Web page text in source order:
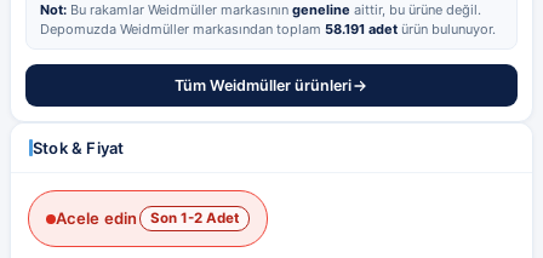
Hakkımızda
İletişim
Hesabım
Not: Bu rakamlar Weidmüller markasının geneline aittir, bu ürüne değil.
Depomuzda Weidmüller markasından toplam 58.191 adet ürün bulunuyor.
Tüm Weidmüller ürünleri
Stok & Fiyat
Acele edin Son 1-2 Adet